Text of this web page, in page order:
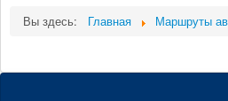
Вы здесь: Главная Маршруты